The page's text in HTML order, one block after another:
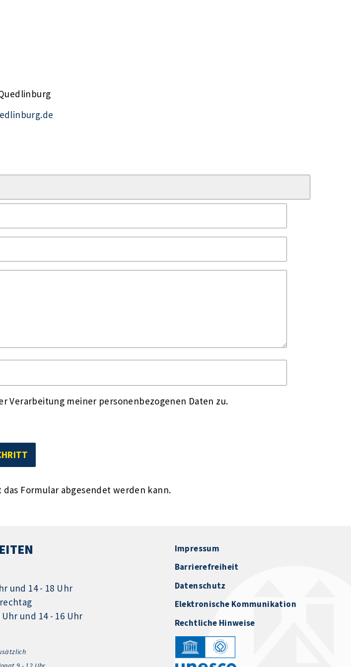
Verarbeitung meiner personenbezogenen Daten zu.
Formular abgesendet werden kann.
und 14 - 18 Uhr
und 14 - 16 Uhr
Impressum
Barrierefreiheit
Datenschutz
Elektronische Kommunikation
Rechtliche Hinweise